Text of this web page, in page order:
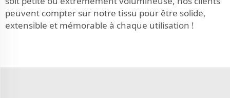
peuvent compter sur notre tissu pour être solide,
extensible et mémorable à chaque utilisation !